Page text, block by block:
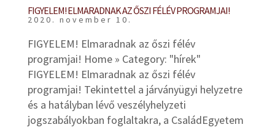
FIGYELEM! ELMARADNAK AZ ŐSZI FÉLÉV PROGRAMJAI!
2020. november 10.
FIGYELEM! Elmaradnak az őszi félév
programjai! Home » Category: "hírek"
FIGYELEM! Elmaradnak az őszi félév
programjai! Tekintettel a járványügyi helyzetre
és a hatályban lévő veszélyhelyzeti
jogszabályokban foglaltakra, a CsaládEgyetem